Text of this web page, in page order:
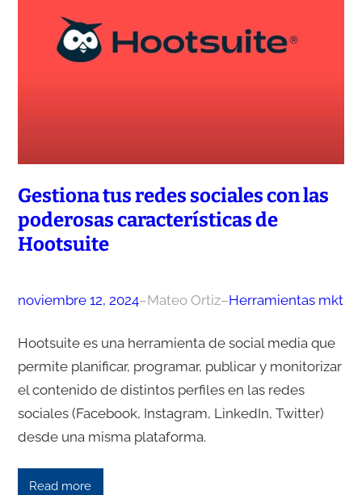
Gestiona tus redes sociales con las
poderosas características de
Hootsuite
noviembre 12, 2024–Mateo Ortiz–Herramientas mkt
Hootsuite es una herramienta de social media que
permite planificar, programar, publicar y monitorizar
el contenido de distintos perfiles en las redes
sociales (Facebook, Instagram, LinkedIn, Twitter)
desde una misma plataforma.
Read more